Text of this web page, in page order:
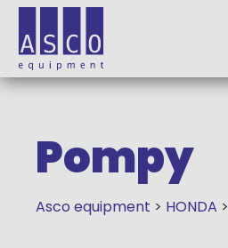
Pompy
Asco equipment > HONDA >